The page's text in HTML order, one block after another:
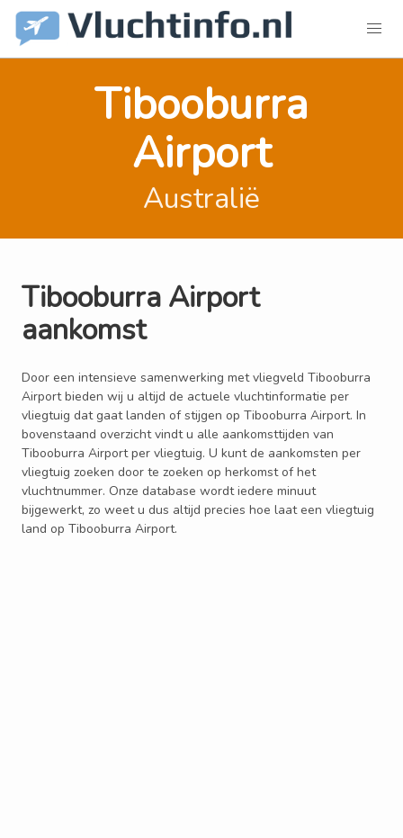
Tibooburra
Airport
Australië
Tibooburra Airport
aankomst
Door een intensieve samenwerking met vliegveld Tibooburra
Airport bieden wij u altijd de actuele vluchtinformatie per
vliegtuig dat gaat landen of stijgen op Tibooburra Airport. In
bovenstaand overzicht vindt u alle aankomsttijden van
Tibooburra Airport per vliegtuig. U kunt de aankomsten per
vliegtuig zoeken door te zoeken op herkomst of het
vluchtnummer. Onze database wordt iedere minuut
bijgewerkt, zo weet u dus altijd precies hoe laat een vliegtuig
land op Tibooburra Airport.